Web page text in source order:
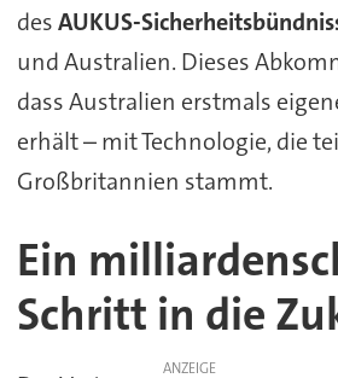
desAUKUS-
und Australien. Dieses
dass Australien erstmals
erhält – mit Technologie, die
Großbritannien stammt.
Ein
Schritt in die
ANZEIGE